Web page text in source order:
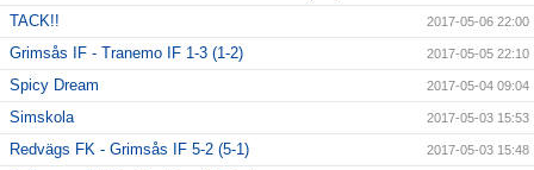
TACK!! 2017-05-06 22:00
Grimsås IF - Tranemo IF 1-3 (1-2) 2017-05-05 22:10
Spicy Dream 2017-05-04 09:04
Simskola 2017-05-03 15:53
Redvägs FK - Grimsås IF 5-2 (5-1) 2017-05-03 15:48